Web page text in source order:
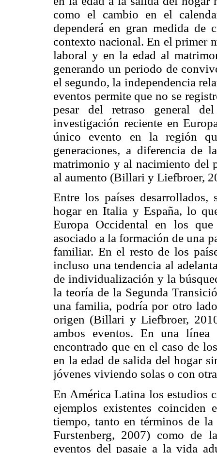
como el cambio en el
dependerá en gran medida de
contexto nacional. En el primer
laboral y en la edad al
generando un periodo de
el segundo, la independencia
eventos permite que no se
pesar del retraso general
investigación reciente en
único evento en la región
generaciones, a diferencia de
matrimonio y al nacimiento del
al aumento (Billari y Liefbroer,
Entre los países
hogar en Italia y España, lo
Europa Occidental en los
asociado a la formación de una
familiar. En el resto de los
incluso una tendencia al
de individualización y la
la teoría de la Segunda
una familia, podría por otro
origen (Billari y Liefbroer,
ambos eventos. En una
encontrado que en el caso de
en la edad de salida del hogar
jóvenes viviendo solas o con
En América Latina los estudios
ejemplos existentes coinciden
tiempo, tanto en términos de
Furstenberg, 2007) como de
eventos del pasaje a la vida